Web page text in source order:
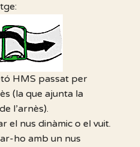
HMS passat per
(la que ajunta la
l’arnès).
el nus dinàmic o el vuit.
ho amb un nus